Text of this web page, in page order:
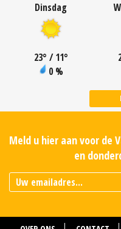
Dinsdag
23° / 11°
0 %
Meld u hier aan voor de
en